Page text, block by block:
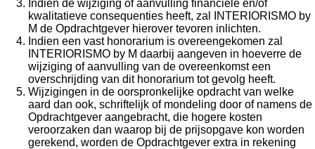
Indien de wijziging of aanvulling financiële en/of
kwalitatieve consequenties heeft, zal INTERIORISMO by
M de Opdrachtgever hierover tevoren inlichten.
Indien een vast honorarium is overeengekomen zal
INTERIORISMO by M daarbij aangeven in hoeverre de
wijziging of aanvulling van de overeenkomst een
overschrijding van dit honorarium tot gevolg heeft.
Wijzigingen in de oorspronkelijke opdracht van welke
aard dan ook, schriftelijk of mondeling door of namens de
Opdrachtgever aangebracht, die hogere kosten
veroorzaken dan waarop bij de prijsopgave kon worden
gerekend, worden de Opdrachtgever extra in rekening